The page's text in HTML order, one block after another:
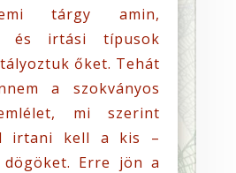
tárgy amin,
és irtási típusok
őket. Tehát
a szokványos
mi szerint
irtani kell a kis –
Erre jön a